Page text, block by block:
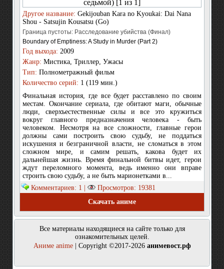
Другое название: Gekijouban Kara no Kyoukai: Dai Nana
Shou - Satsujin Kousatsu (Go)
Граница пустоты: Расследование убийства (Финал)
Boundary of Emptiness: A Study in Murder (Part 2)
Год выхода: 2009
Жанр: Мистика, Триллер, Ужасы
Тип: Полнометражный фильм
Количество серий: 1 (119 мин.)
Финальная история, где все будет расставлено по своим
местам. Окончание сериала, где обитают маги, обычные
люди, сверхъестественные силы и все это кружиться
вокруг главного предназначения человека - быть
человеком. Несмотря на все сложности, главные герои
должны сами построить свою судьбу, не поддаться
искушения и безграничной власти, не сломаться в этом
сложном мире, и самим решать, какова будет их
дальнейшая жизнь. Время финальной битвы идет, герои
ждут переломного момента, ведь именно они вправе
строить свою судьбу, а не быть марионетками в...
Комментариев: 1 |
Просмотров: 19381
Скачать аниме
Все материалы находящиеся на сайте только для
ознакомительных целей.
Аниме anime| Copyright ©2017-2026 анимевост.рф